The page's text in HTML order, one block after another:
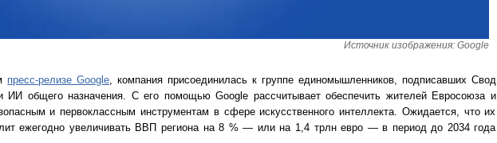
Источник изображения: Google
пресс-релизе Google , компания присоединилась к группе единомышленников, подписавших Свод
ИИ общего назначения. С его помощью Google рассчитывает обеспечить жителей Евросоюза и
и первоклассным инструментам в сфере искусственного интеллекта. Ожидается, что их
ежегодно увеличивать ВВП региона на 8 % — или на 1,4 трлн евро — в период до 2034 года